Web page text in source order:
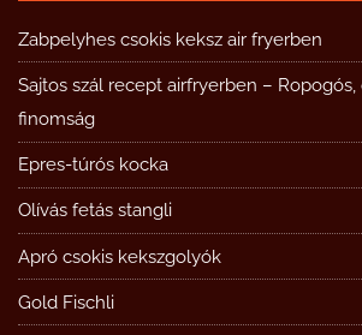
Zabpelyhes csokis keksz air fryerben
Sajtos szál recept airfryerben –
finomság
Epres-túrós kocka
Olívás fetás stangli
Apró csokis kekszgolyók
Gold Fischli